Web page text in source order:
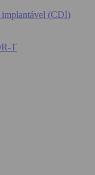
implantável (CDI)
T